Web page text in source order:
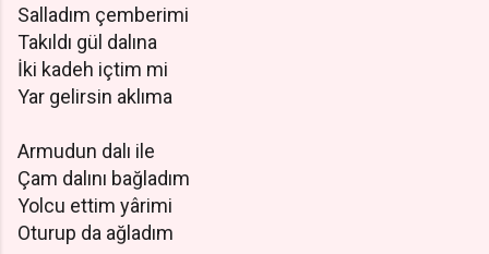
Salladım çemberimi
Takıldı gül dalına
İki kadeh içtim mi
Yar gelirsin aklıma
Armudun dalı ile
Çam dalını bağladım
Yolcu ettim yârimi
Oturup da ağladım